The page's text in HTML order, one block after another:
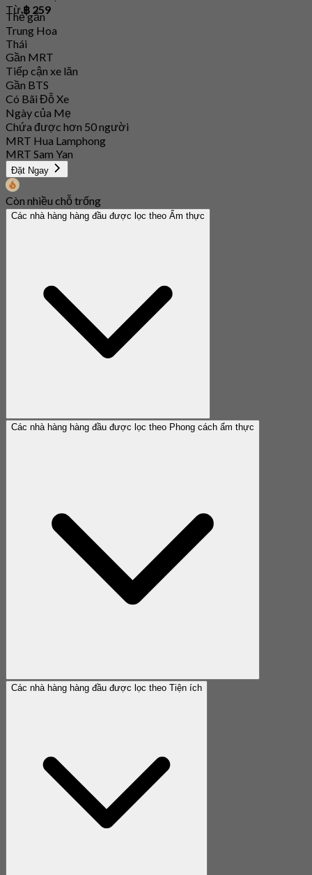
Từ฿ 259
Thẻ gắn
Trung Hoa
Thái
Gần MRT
Tiếp cận xe lăn
Gần BTS
Có Bãi Đỗ Xe
Ngày của Mẹ
Chứa được hơn 50 người
MRT Hua Lamphong
MRT Sam Yan
Đặt Ngay
Còn nhiều chỗ trống
Các nhà hàng hàng đầu được lọc theo Ẩm thực
Các nhà hàng hàng đầu được lọc theo Phong cách ẩm thực
Các nhà hàng hàng đầu được lọc theo Tiện ích